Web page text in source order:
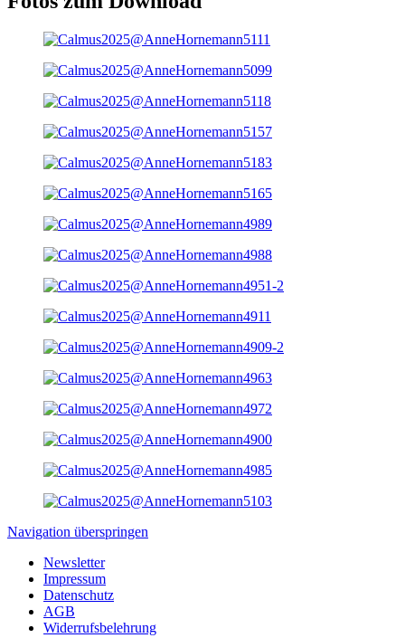
Navigation überspringen
Newsletter
Impressum
Datenschutz
AGB
Widerrufsbelehrung